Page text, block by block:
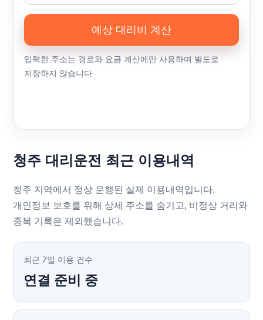
예상 대리비 계산
입력한 주소는 경로와 요금 계산에만 사용하며 별도로
저장하지 않습니다.
청주 대리운전 최근 이용내역
청주 지역에서 정상 운행된 실제 이용내역입니다.
개인정보 보호를 위해 상세 주소를 숨기고, 비정상 거리와
중복 기록은 제외했습니다.
최근 7일 이용 건수
연결 준비 중